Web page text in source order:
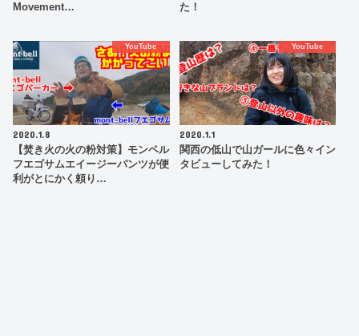
Movement…
た！
YouTube
2020.1.8
【焚き火の火の粉対策】モンベル
フエゴサムエイージーパンツが便
利がとにかく頼り…
YouTube
2020.1.1
関西の低山で山ガールに色々イン
タビューしてみた！